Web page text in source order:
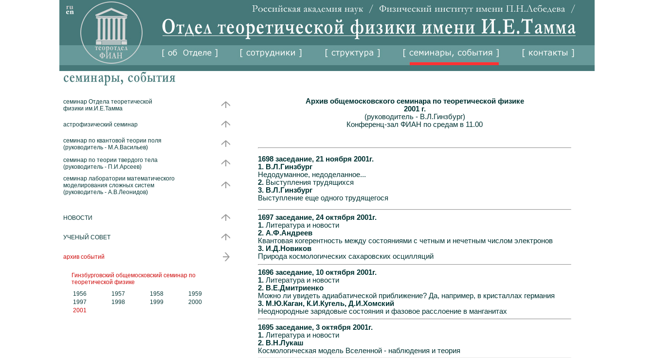
семинар Отдела теоретической
физики им.И.Е.Тамма
астрофизический семинар
семинар по квантовой теории поля
(руководитель - М.А.Васильев)
семинар по теории твердого тела
(руководитель - П.И.Арсеев)
семинар лаборатории математического
моделирования сложных систем
(руководитель - А.В.Леонидов)
НОВОСТИ
УЧЕНЫЙ СОВЕТ
архив событий
Гинзбурговский общемосковский семинар по
теоретической физике
1956
1957 1958
1959
1997
1998 1999
2000
2001
Архив общемосковского семинара по теоретической физике
2001 г.
(руководитель - В.Л.Гинзбург)
Конференц-зал ФИАН по средам в 11.00
1698 заседание, 21 ноября 2001г.
1. В.Л.Гинзбург
Недодуманное, недоделанное...
2. Выступления трудящихся
3. В.Л.Гинзбург
Выступление еще одного трудящегося
1697 заседание, 24 октября 2001г.
1. Литература и новости
2. А.Ф.Андреев
Квантовая когерентность между состояниями с четным и нечетным числом электронов
3. И.Д.Новиков
Природа космологических сахаровских осцилляций
1696 заседание, 10 октября 2001г.
1. Литература и новости
2. В.Е.Дмитриенко
Можно ли увидеть адиабатической приближение? Да, например, в кристаллах германия
3. М.Ю.Каган, К.И.Кугель, Д.И.Хомский
Неоднородные зарядовые состояния и фазовое расслоение в манганитах
1695 заседание, 3 октября 2001г.
1. Литература и новости
2. В.Н.Лукаш
Космологическая модель Вселенной - наблюдения и теория